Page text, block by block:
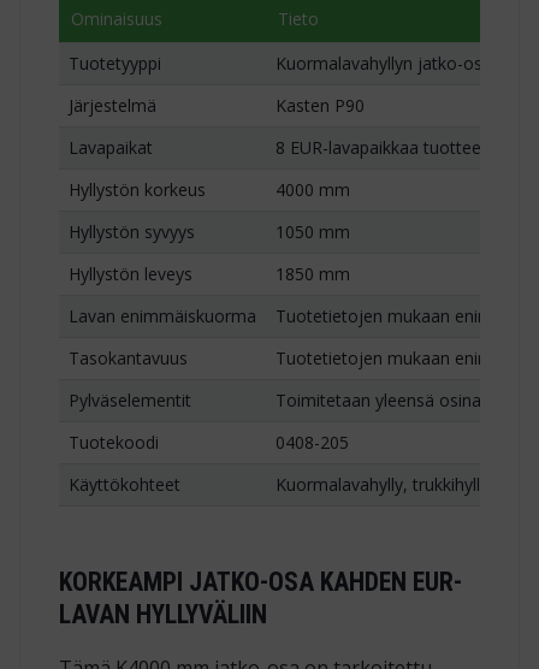
Ominaisuus
Tieto
Tuotetyyppi
Kuormalavahyllyn jatko-osa /
Järjestelmä
Kasten P90
Lavapaikat
8 EUR-lavapaikkaa tuotteen
Hyllystön korkeus
4000 mm
Hyllystön syvyys
1050 mm
Hyllystön leveys
1850 mm
Lavan enimmäiskuorma
Tuotetietojen mukaan enintään
Tasokantavuus
Tuotetietojen mukaan enintään
Pylväselementit
Toimitetaan yleensä osina,
Tuotekoodi
0408-205
Käyttökohteet
Kuormalavahylly, trukkihylly ja
KORKEAMPI JATKO-OSA KAHDEN EUR-
LAVAN HYLLYVÄLIIN